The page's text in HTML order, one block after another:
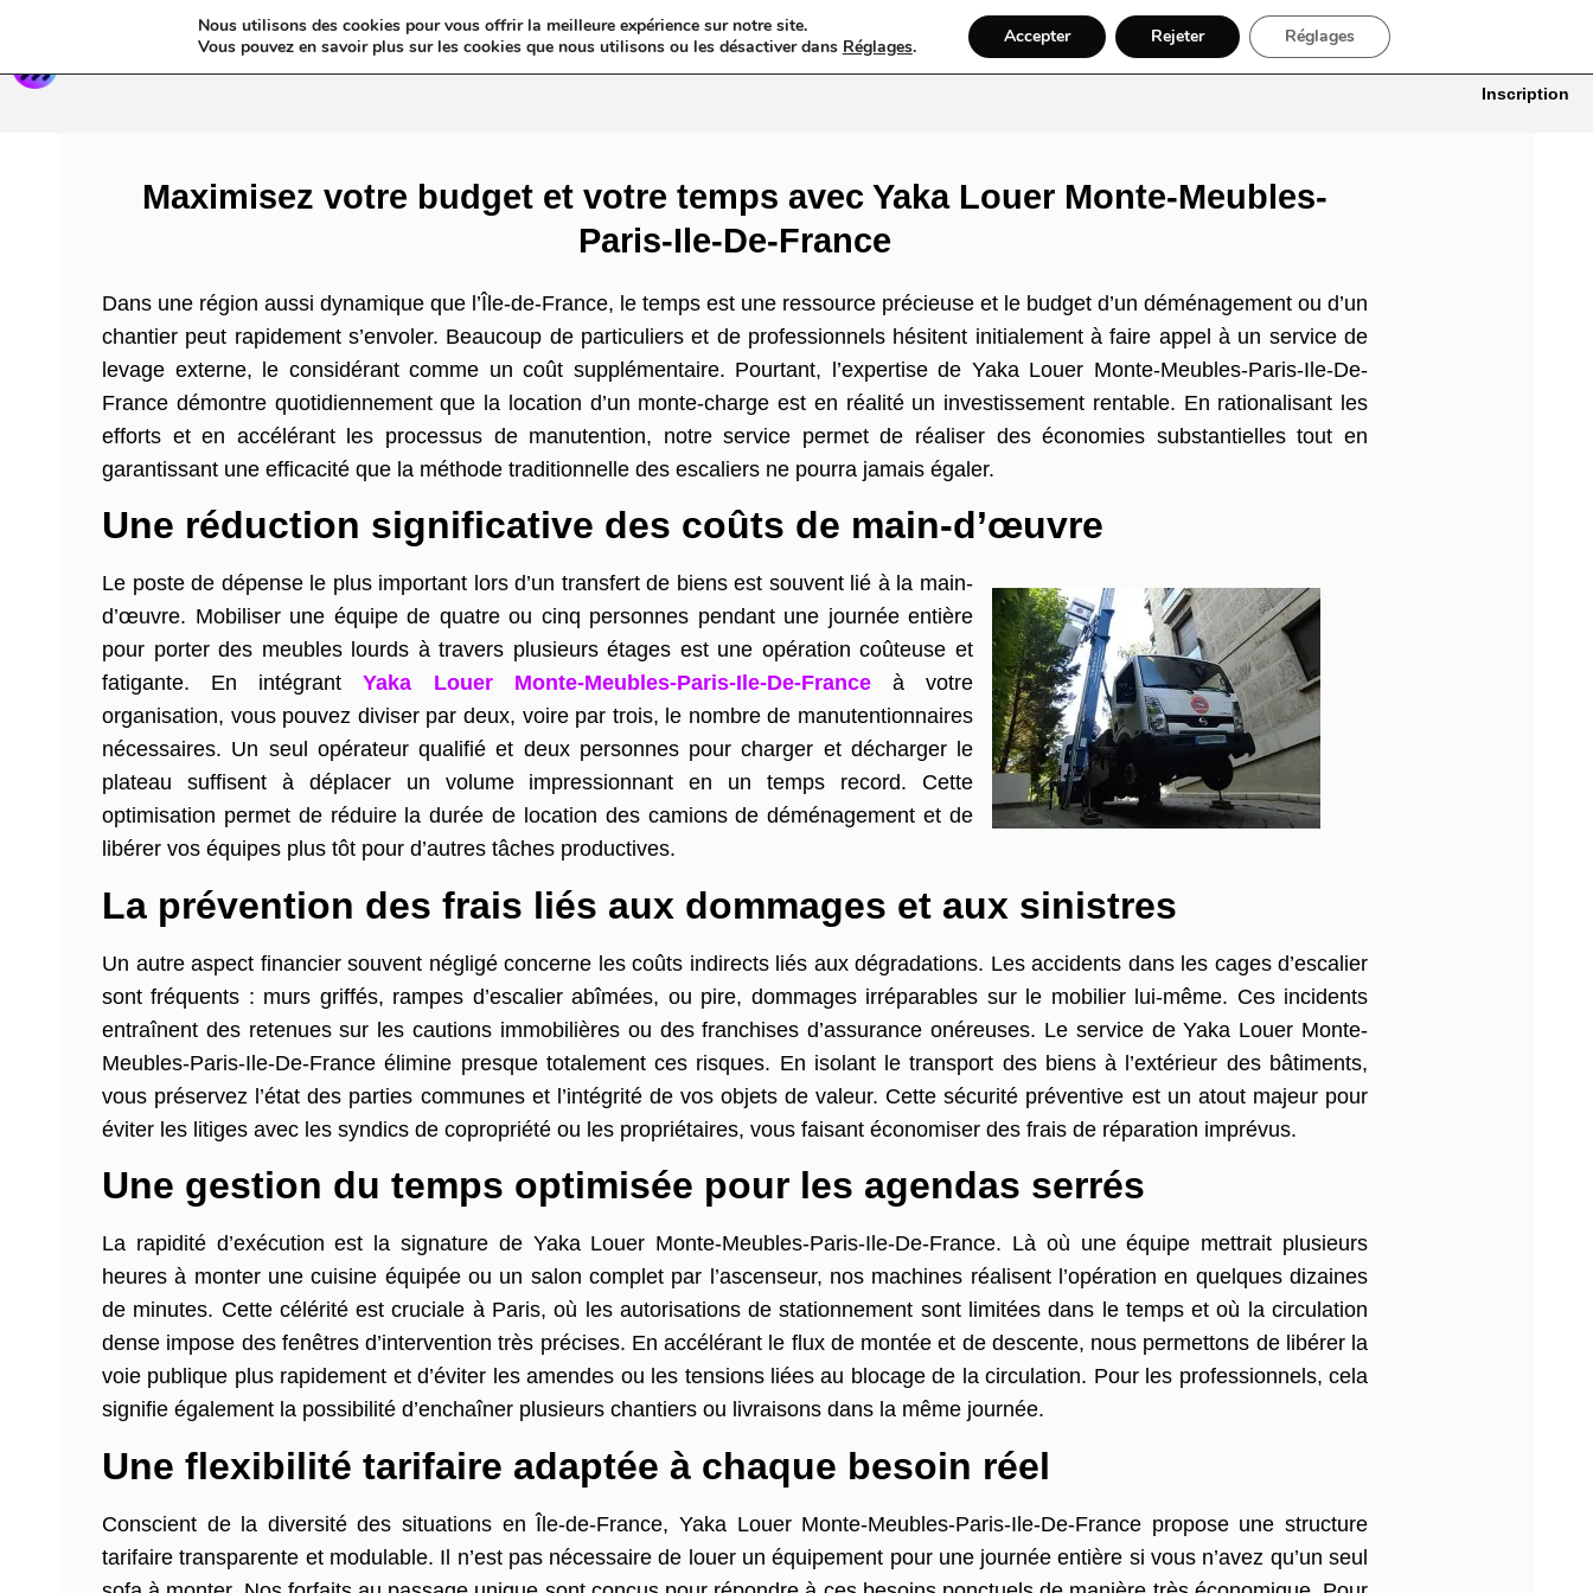
Annuaires & Blogs Web Taxi VTC Ambulance Locations De Voitures Bâtiment, Artisans & Électriciens
Inscription
Maximisez votre budget et votre temps avec Yaka Louer Monte-Meubles-
Paris-Ile-De-France
Dans une région aussi dynamique que l’Île-de-France, le temps est une ressource précieuse et le budget d’un déménagement ou d’un
chantier peut rapidement s’envoler. Beaucoup de particuliers et de professionnels hésitent initialement à faire appel à un service de
levage externe, le considérant comme un coût supplémentaire. Pourtant, l’expertise de Yaka Louer Monte-Meubles-Paris-Ile-De-
France démontre quotidiennement que la location d’un monte-charge est en réalité un investissement rentable. En rationalisant les
efforts et en accélérant les processus de manutention, notre service permet de réaliser des économies substantielles tout en
garantissant une efficacité que la méthode traditionnelle des escaliers ne pourra jamais égaler.
Une réduction significative des coûts de main-d’œuvre
Le poste de dépense le plus important lors d’un transfert de biens est souvent lié à la main-
d’œuvre. Mobiliser une équipe de quatre ou cinq personnes pendant une journée entière
pour porter des meubles lourds à travers plusieurs étages est une opération coûteuse et
fatigante. En intégrantYaka Louer Monte-Meubles-Paris-Ile-De-France
à votre
organisation, vous pouvez diviser par deux, voire par trois, le nombre de manutentionnaires
nécessaires. Un seul opérateur qualifié et deux personnes pour charger et décharger le
plateau suffisent à déplacer un volume impressionnant en un temps record. Cette
optimisation permet de réduire la durée de location des camions de déménagement et de
libérer vos équipes plus tôt pour d’autres tâches productives.
La prévention des frais liés aux dommages et aux sinistres
Un autre aspect financier souvent négligé concerne les coûts indirects liés aux dégradations. Les accidents dans les cages d’escalier
sont fréquents : murs griffés, rampes d’escalier abîmées, ou pire, dommages irréparables sur le mobilier lui-même. Ces incidents
entraînent des retenues sur les cautions immobilières ou des franchises d’assurance onéreuses. Le service de Yaka Louer Monte-
Meubles-Paris-Ile-De-France élimine presque totalement ces risques. En isolant le transport des biens à l’extérieur des bâtiments,
vous préservez l’état des parties communes et l’intégrité de vos objets de valeur. Cette sécurité préventive est un atout majeur pour
éviter les litiges avec les syndics de copropriété ou les propriétaires, vous faisant économiser des frais de réparation imprévus.
Une gestion du temps optimisée pour les agendas serrés
La rapidité d’exécution est la signature de Yaka Louer Monte-Meubles-Paris-Ile-De-France. Là où une équipe mettrait plusieurs
heures à monter une cuisine équipée ou un salon complet par l’ascenseur, nos machines réalisent l’opération en quelques dizaines
de minutes. Cette célérité est cruciale à Paris, où les autorisations de stationnement sont limitées dans le temps et où la circulation
dense impose des fenêtres d’intervention très précises. En accélérant le flux de montée et de descente, nous permettons de libérer la
voie publique plus rapidement et d’éviter les amendes ou les tensions liées au blocage de la circulation. Pour les professionnels, cela
signifie également la possibilité d’enchaîner plusieurs chantiers ou livraisons dans la même journée.
Une flexibilité tarifaire adaptée à chaque besoin réel
Conscient de la diversité des situations en Île-de-France, Yaka Louer Monte-Meubles-Paris-Ile-De-France propose une structure
tarifaire transparente et modulable. Il n’est pas nécessaire de louer un équipement pour une journée entière si vous n’avez qu’un seul
Nous utilisons des cookies pour vous offrir la meilleure expérience sur notre site.
Vous pouvez en savoir plus sur les cookies que nous utilisons ou les désactiver dans Réglages. Accepter Rejeter Réglages